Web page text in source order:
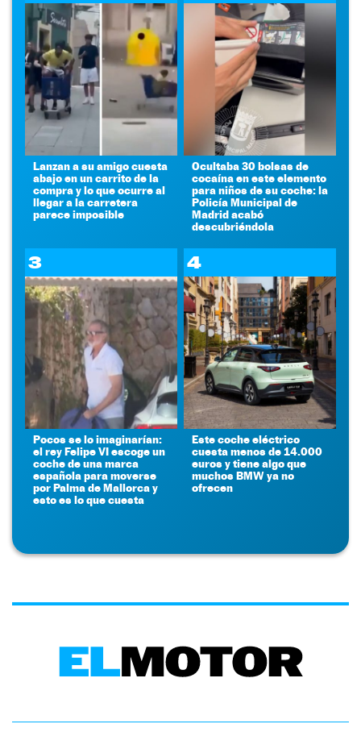
Lanzan a su amigo cuesta
abajo en un carrito de la
compra y lo que ocurre al
llegar a la carretera
parece imposible
Ocultaba 30 bolsas de
cocaína en este elemento
para niños de su coche: la
Policía Municipal de
Madrid acabó
descubriéndola
3
Pocos se lo imaginarían:
el rey Felipe VI escoge un
coche de una marca
española para moverse
por Palma de Mallorca y
esto es lo que cuesta
4
Este coche eléctrico
cuesta menos de 14.000
euros y tiene algo que
muchos BMW ya no
ofrecen